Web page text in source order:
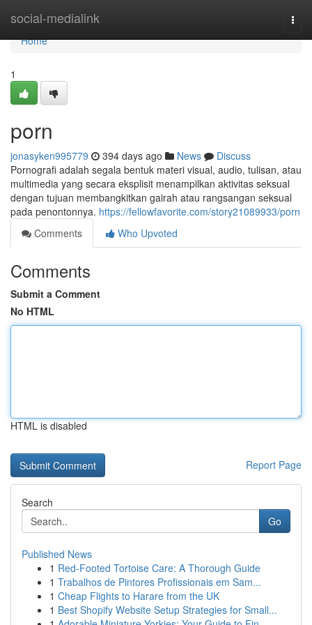
social-medialink
Home
Home
1
porn
jonasyken995779 394 days ago News
Discuss
Pornografi adalah segala bentuk materi visual, audio, tulisan, atau
multimedia yang secara eksplisit menampilkan aktivitas seksual
dengan tujuan membangkitkan gairah atau rangsangan seksual
pada penontonnya. https://fellowfavorite.com/story21089933/porn
Comments
Who Upvoted
Comments
Submit a Comment
No HTML
HTML is disabled
Report Page
Search
Go
Published News
1 Red-Footed Tortoise Care: A Thorough Guide
1 Trabalhos de Pintores Profissionais em Sam...
1 Cheap Flights to Harare from the UK
1 Best Shopify Website Setup Strategies for Small...